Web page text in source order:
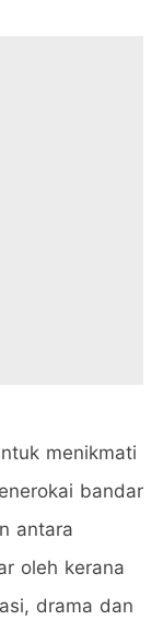
menikmati
bandar
antara
oleh kerana
drama dan